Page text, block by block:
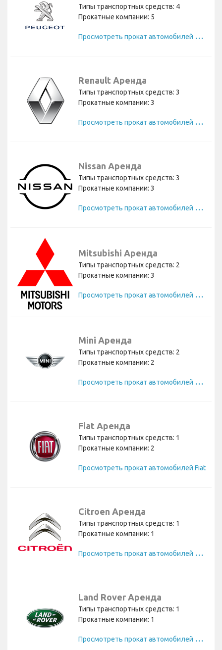
Типы транспортных средств: 4
Прокатные компании: 5
П
росмотреть прокат автомобилей Peugeot
Renault Аренда
Типы транспортных средств: 3
Прокатные компании: 3
П
росмотреть прокат автомобилей Renault
Nissan Аренда
Типы транспортных средств: 3
Прокатные компании: 3
П
росмотреть прокат автомобилей Nissan
Mitsubishi Аренда
Типы транспортных средств: 2
Прокатные компании: 3
П
росмотреть прокат автомобилей Mitsubishi
Mini Аренда
Типы транспортных средств: 2
Прокатные компании: 2
П
росмотреть прокат автомобилей Mini
Fiat Аренда
Типы транспортных средств: 1
Прокатные компании: 2
Просмотреть прокат автомобилей Fiat
Citroen Аренда
Типы транспортных средств: 1
Прокатные компании: 1
П
росмотреть прокат автомобилей Citroen
Land Rover Аренда
Типы транспортных средств: 1
Прокатные компании: 1
П
росмотреть прокат автомобилей Land Rover